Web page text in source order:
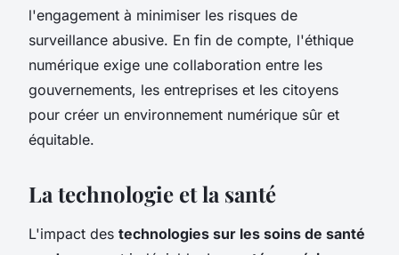
l'engagement à minimiser les risques de
surveillance abusive. En fin de compte, l'éthique
numérique exige une collaboration entre les
gouvernements, les entreprises et les citoyens
pour créer un environnement numérique sûr et
équitable.
La technologie et la santé
L'impact des technologies sur les soins de santé